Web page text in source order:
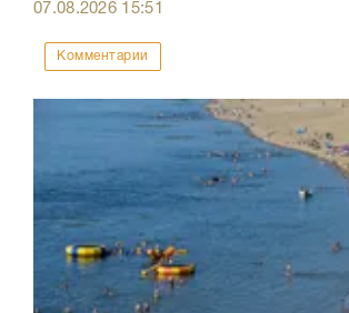
07.08.2026 15:51
Комментарии